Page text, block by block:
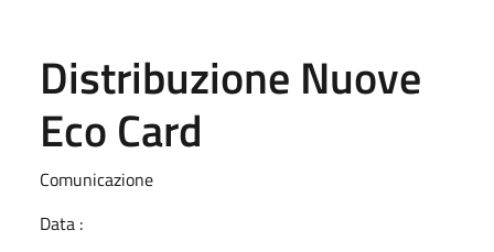
Distribuzione Nuove
Eco Card
Comunicazione
Data :